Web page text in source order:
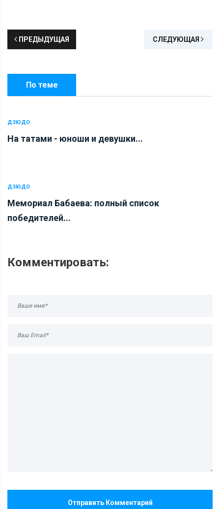
ПРЕДЫДУЩАЯ СЛЕДУЮЩАЯ
По теме
ДЗЮДО
На татами - юноши и девушки...
ДЗЮДО
Мемориал Бабаева: полный список
победителей...
Комментировать:
Отправить Комментарий